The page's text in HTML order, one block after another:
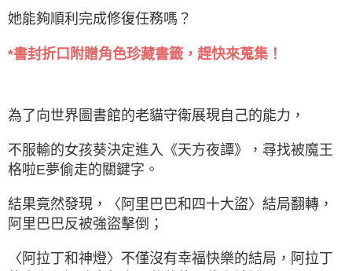
她能夠順利完成修復任務嗎？
*書封折口附贈角色珍藏書籤，趕快來蒐集！
為了向世界圖書館的老貓守衛展現自己的能力，
不服輸的女孩葵決定進入《天方夜譚》，尋找被魔王
格啦E夢偷走的關鍵字。
結果竟然發現，〈阿里巴巴和四十大盜〉結局翻轉，
阿里巴巴反被強盜擊倒；
〈阿拉丁和神燈〉不僅沒有幸福快樂的結局，阿拉丁